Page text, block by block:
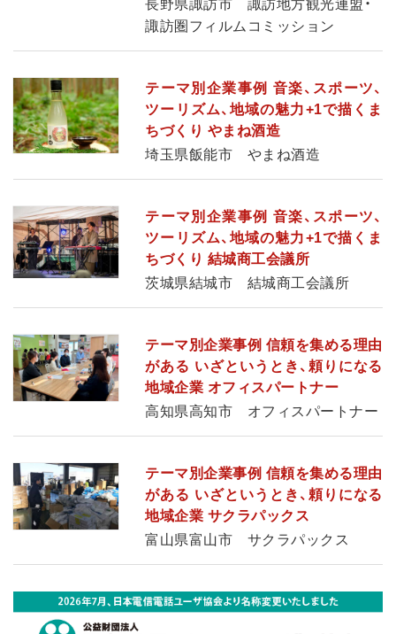
長野県諏訪市 諏訪地方観光連盟・
諏訪圏フィルムコミッション
テーマ別企業事例 音楽、スポーツ、
ツーリズム、地域の魅力+1で描くま
ちづくり やまね酒造
埼玉県飯能市 やまね酒造
テーマ別企業事例 音楽、スポーツ、
ツーリズム、地域の魅力+1で描くま
ちづくり 結城商工会議所
茨城県結城市 結城商工会議所
テーマ別企業事例 信頼を集める理由
がある いざというとき、頼りになる
地域企業 オフィスパートナー
高知県高知市 オフィスパートナー
テーマ別企業事例 信頼を集める理由
がある いざというとき、頼りになる
地域企業 サクラパックス
富山県富山市 サクラパックス